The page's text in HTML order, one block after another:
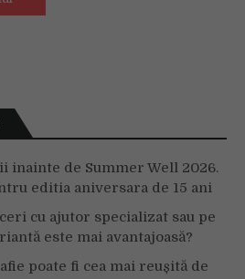
inainte de Summer Well 2026.
editia aniversara de 15 ani
cu ajutor specializat sau pe
este mai avantajoasă?
poate fi cea mai reușită de